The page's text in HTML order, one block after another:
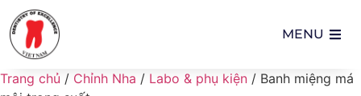
MENU
Trang chủ / Chỉnh Nha / Labo & phụ kiện / Banh miệng má